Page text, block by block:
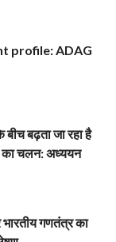
profile: ADAG
बीच बढ़ता जा रहा है
का चलन: अध्ययन
गणतंत्र का